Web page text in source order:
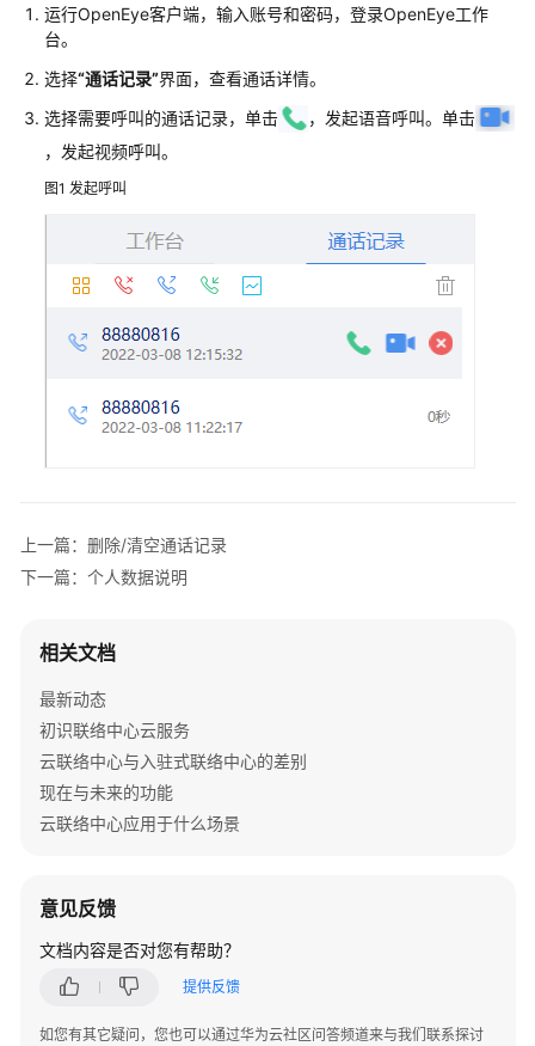
绍
快
速
入
用
云
台
租
理
指
南
客
服
南
席
工
运行OpenEye客户端，输入账号和密码，登录OpenEye工作
台。
选择“通话记录”界面，查看通话详情。
选择需要呼叫的通话记录，单击
，发起语音呼叫。单击
，发起视频呼叫。
图1 发起呼叫
上一篇：删除/清空通话记录
下一篇：个人数据说明
相关文档
最新动态
初识联络中心云服务
云联络中心与入驻式联络中心的差别
现在与未来的功能
云联络中心应用于什么场景
意见反馈
文档内容是否对您有帮助？
提供反馈
如您有其它疑问，您也可以通过华为云社区问答频道来与我们联系探讨